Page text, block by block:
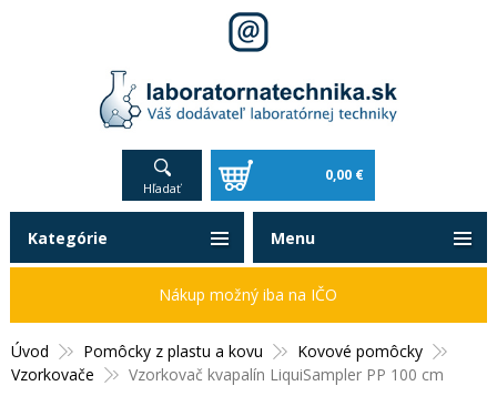
Hľadať
0,00 €
Úvod Pomôcky z plastu a kovu
Kovové pomôcky
Vzorkovače
Vzorkovač kvapalín LiquiSampler PP 100 cm
Kategórie
Nákup možný iba na IČO
Menu